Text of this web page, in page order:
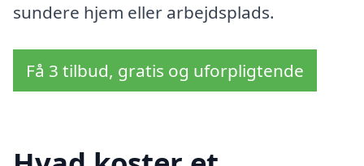
sundere hjem eller arbejdsplads.
Få 3 tilbud, gratis og uforpligtende